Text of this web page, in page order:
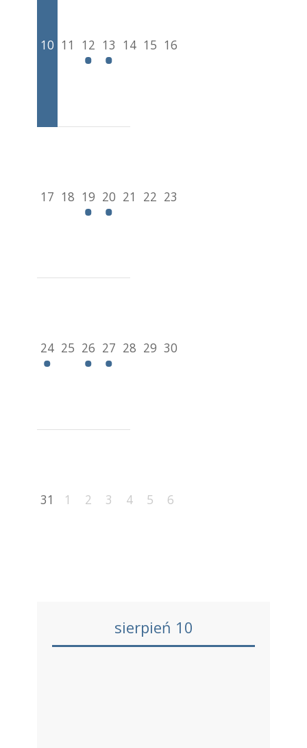
10 11 12 13 14 15 16
17 18 19 20 21 22 23
24 25 26 27 28 29 30
31 1 2 3 4 5 6
sierpień 10